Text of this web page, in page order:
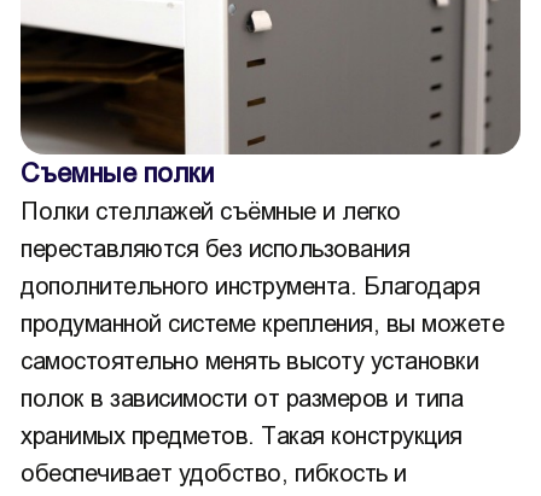
Съемные полки
Полки стеллажей съёмные и легко
переставляются без использования
дополнительного инструмента. Благодаря
продуманной системе крепления, вы можете
самостоятельно менять высоту установки
полок в зависимости от размеров и типа
хранимых предметов. Такая конструкция
обеспечивает удобство, гибкость и